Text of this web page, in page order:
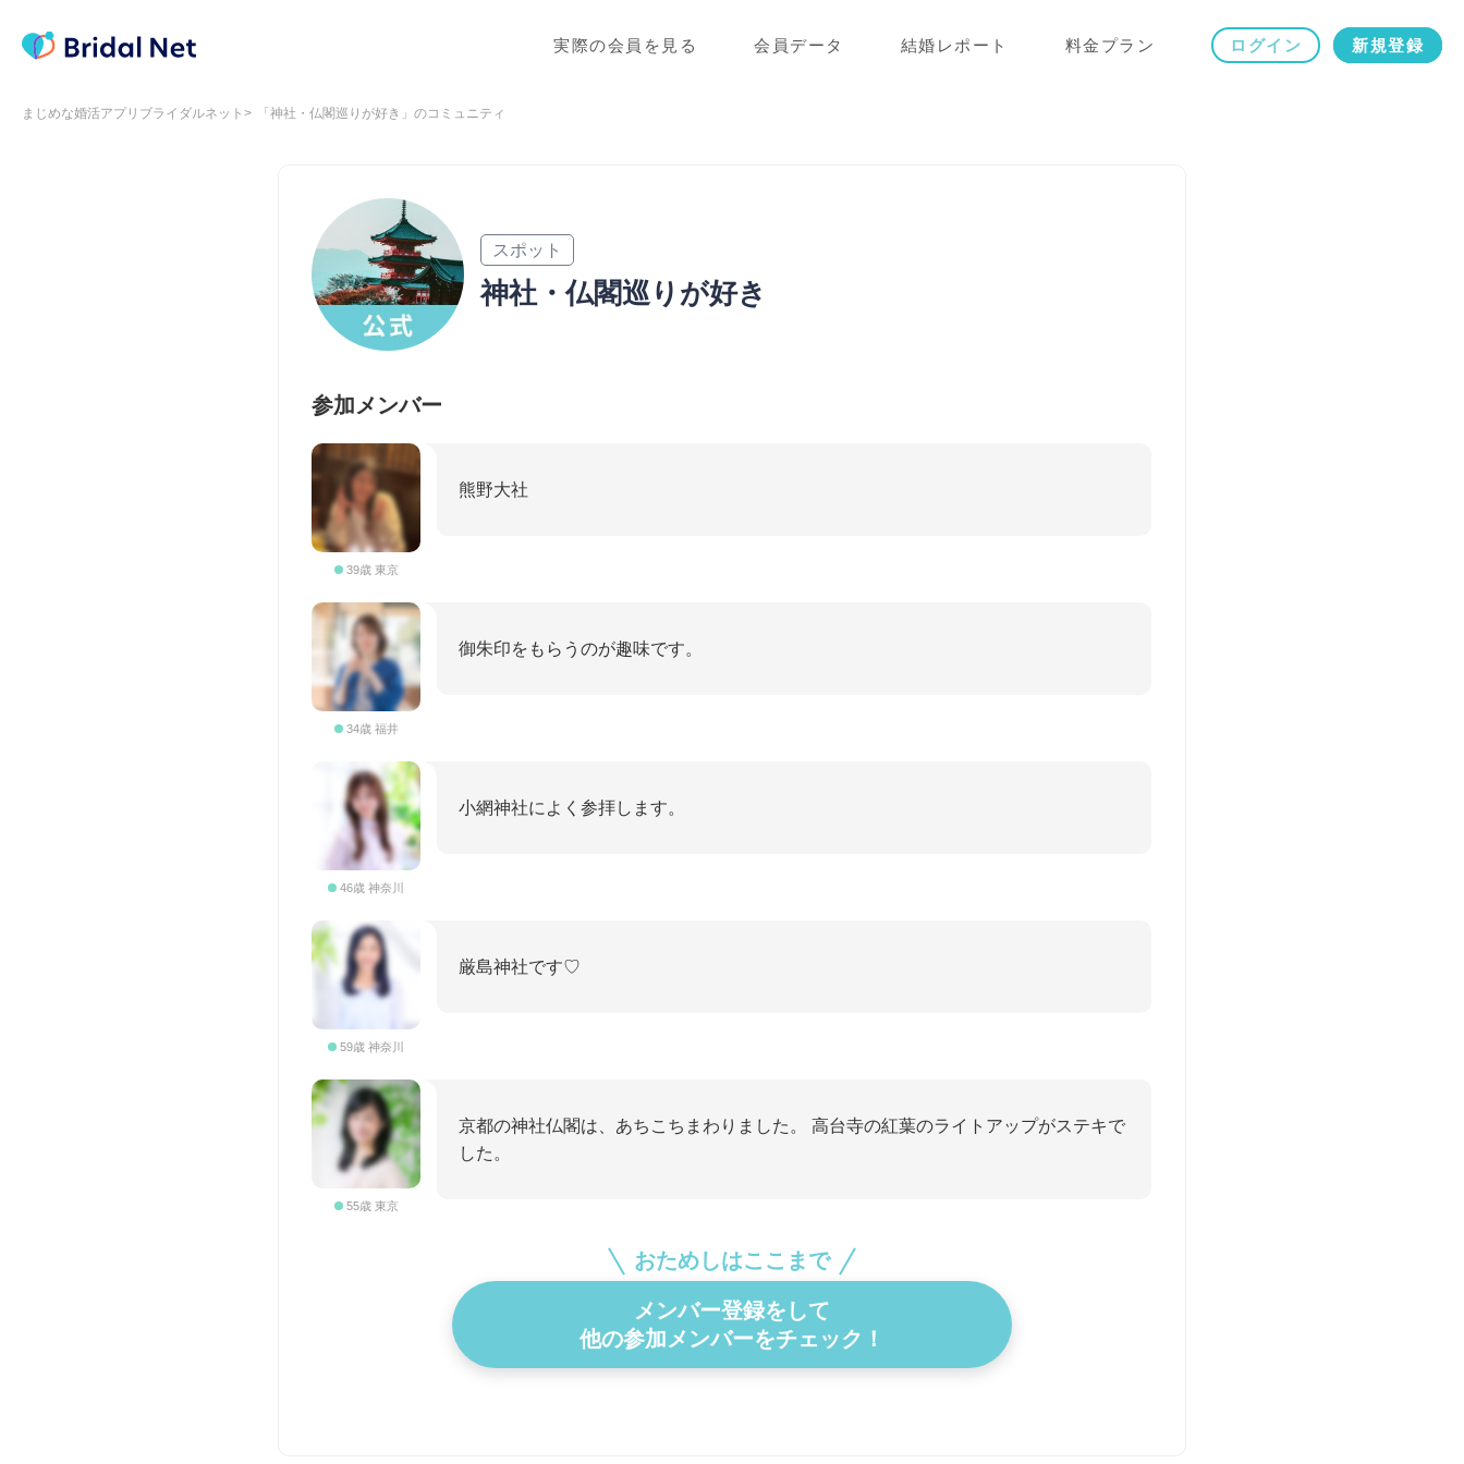
実際の会員を見る 会員データ 結婚レポート 料金プラン ログイン 新規登録
まじめな婚活アプリブライダルネット 「神社・仏閣巡りが好き」のコミュニティ
スポット
神社・仏閣巡りが好き
参加メンバー
39歳 東京
熊野大社
34歳 福井
御朱印をもらうのが趣味です。
46歳 神奈川
小網神社によく参拝します。
59歳 神奈川
厳島神社です♡
55歳 東京
京都の神社仏閣は、あちこちまわりました。 高台寺の紅葉のライトアップがステキで
した。
おためしはここまで
メンバー登録をして
他の参加メンバーをチェック！